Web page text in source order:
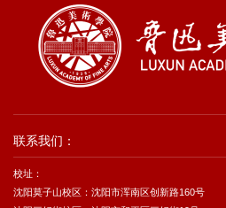
联系我们：
校址：
沈阳莫子山校区：沈阳市浑南区创新路160号